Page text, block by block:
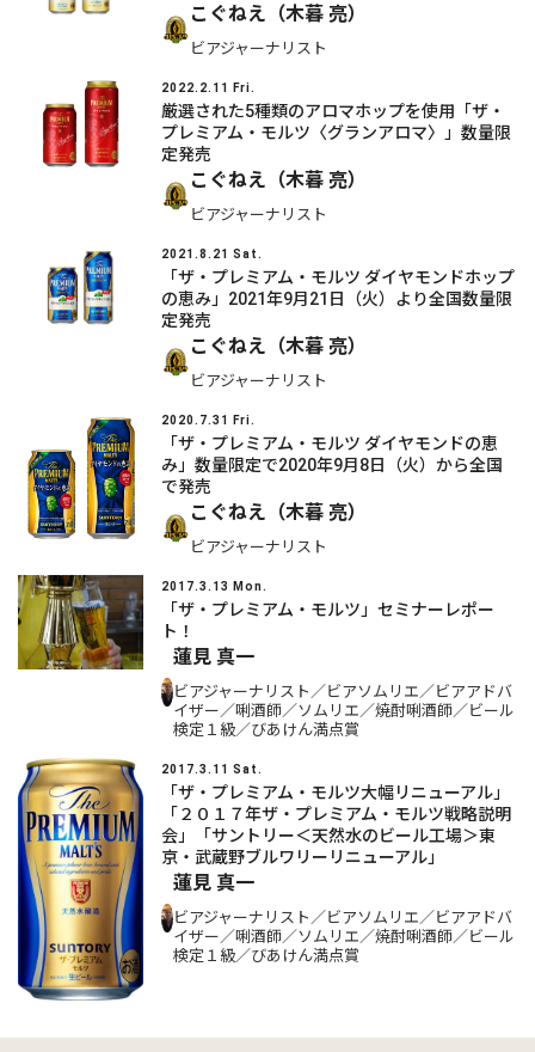
こぐねえ（木暮 亮）
ビアジャーナリスト
2022.2.11 Fri.
厳選された5種類のアロマホップを使用「ザ・
プレミアム・モルツ〈グランアロマ〉」数量限
定発売
こぐねえ（木暮 亮）
ビアジャーナリスト
2021.8.21 Sat.
「ザ・プレミアム・モルツ ダイヤモンドホップ
の恵み」2021年9月21日（火）より全国数量限
定発売
こぐねえ（木暮 亮）
ビアジャーナリスト
2020.7.31 Fri.
「ザ・プレミアム・モルツ ダイヤモンドの恵
み」数量限定で2020年9月8日（火）から全国
で発売
こぐねえ（木暮 亮）
ビアジャーナリスト
2017.3.13 Mon.
「ザ・プレミアム・モルツ」セミナーレポー
ト！
蓮見 真一
ビアジャーナリスト／ビアソムリエ／ビアアドバ
イザー／唎酒師／ソムリエ／焼酎唎酒師／ビール
検定１級／びあけん満点賞
2017.3.11 Sat.
「ザ・プレミアム・モルツ大幅リニューアル」
「２０１７年ザ・プレミアム・モルツ戦略説明
会」「サントリー＜天然水のビール工場＞東
京・武蔵野ブルワリーリニューアル」
蓮見 真一
ビアジャーナリスト／ビアソムリエ／ビアアドバ
イザー／唎酒師／ソムリエ／焼酎唎酒師／ビール
検定１級／びあけん満点賞